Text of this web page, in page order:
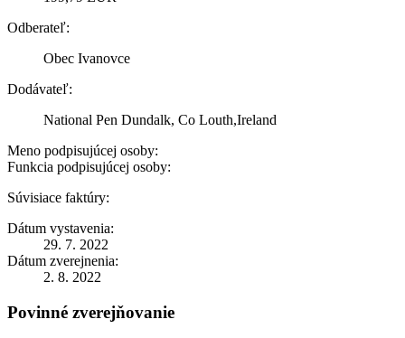
Odberateľ:
Obec Ivanovce
Dodávateľ:
National Pen Dundalk, Co Louth,Ireland
Meno podpisujúcej osoby:
Funkcia podpisujúcej osoby:
Súvisiace faktúry:
Dátum vystavenia:
29. 7. 2022
Dátum zverejnenia:
2. 8. 2022
Povinné zverejňovanie